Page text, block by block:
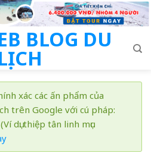
BLOG DU
xác các ấn phẩm của
trên Google với cú pháp:
dụ: thiệp tân linh mục